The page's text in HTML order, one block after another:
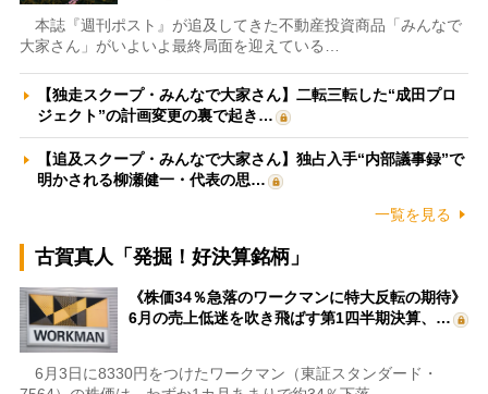
本誌『週刊ポスト』が追及してきた不動産投資商品「みんなで
大家さん」がいよいよ最終局面を迎えている…
【独走スクープ・みんなで大家さん】二転三転した“成田プロ
ジェクト”の計画変更の裏で起き…
【追及スクープ・みんなで大家さん】独占入手“内部議事録”で
明かされる柳瀬健一・代表の思…
一覧を見る
古賀真人「発掘！好決算銘柄」
《株価34％急落のワークマンに特大反転の期待》
6月の売上低迷を吹き飛ばす第1四半期決算、…
6月3日に8330円をつけたワークマン（東証スタンダード・